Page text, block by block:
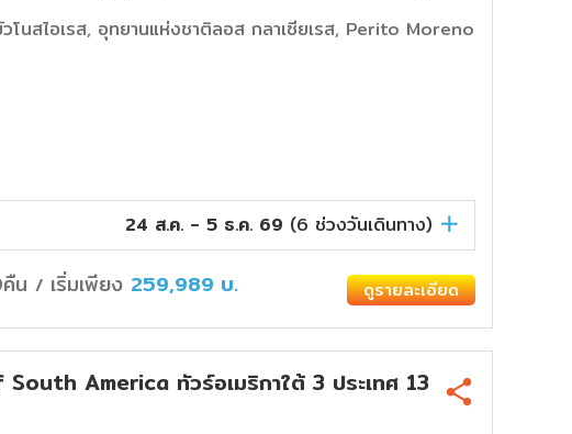
โนสไอเรส, อุทยานแห่งชาติลอส กลาเซียเรส, Perito Moreno
24 ส.ค. - 5 ธ.ค. 69 (6 ช่วงวันเดินทาง)
น / เริ่มเพียง 259,989 บ. ดูรายละเอียด
America ทัวร์อเมริกาใต้ 3 ประเทศ 13